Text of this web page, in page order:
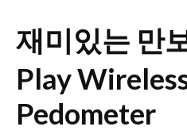
재미있는 만
Play
Pedometer